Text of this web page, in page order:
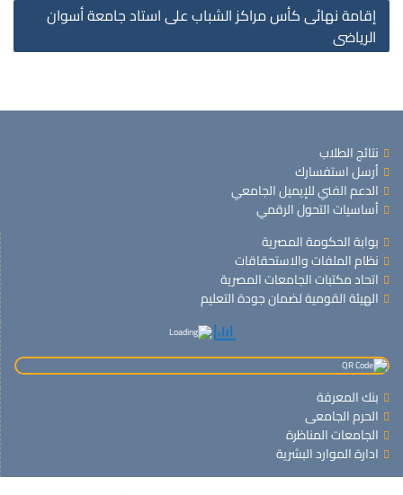
إقامة نهائى كأس مراكز الشباب على استاد جامعة أسوان
الرياضى
نتائج الطلاب
أرسل استفسارك
الدعم الفني للإيميل الجامعي
أساسيات التحول الرقمي
بوابة الحكومة المصرية
نظام الملفات والاستحقاقات
اتحاد مكتبات الجامعات المصرية
الهيئة القومية لضمان جودة التعليم
بنك المعرفة
الحرم الجامعى
الجامعات المناظرة
ادارة الموارد البشرية